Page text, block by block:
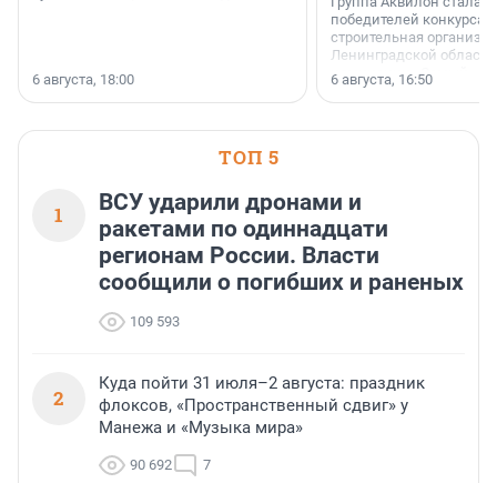
6 августа, 18:00
победителей конкурса
строительная
Ленинградской области
номинации «Самый
застройщик
области».
6 августа, 16:50
ТОП 5
1
ВСУ ударили дронами и
ракетами по одиннадцати
регионам России. Власти
сообщили о погибших и раненых
109 593
2
Куда пойти 31 июля–2 августа: праздник
флоксов, «Пространственный сдвиг» у
Манежа и «Музыка мира»
90 692 7